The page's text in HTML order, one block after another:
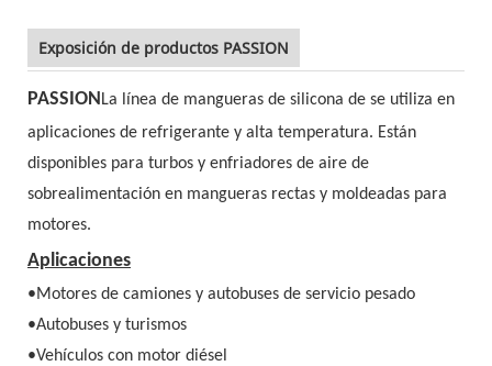
Exposición de productos PASSION
PASSIONLa línea de mangueras de silicona de se utiliza en
aplicaciones de refrigerante y alta temperatura. Están
disponibles para turbos y enfriadores de aire de
sobrealimentación en mangueras rectas y moldeadas para
motores.
Aplicaciones
•Motores de camiones y autobuses de servicio pesado
•Autobuses y turismos
•Vehículos con motor diésel